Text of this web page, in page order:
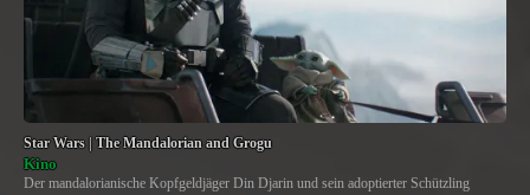
Star Wars | The Mandalorian and Grogu
Kino
Der mandalorianische Kopfgeldjäger Din Djarin und sein adoptierter Schützling